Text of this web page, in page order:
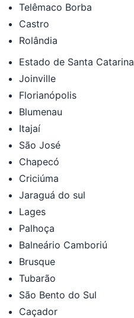
Telêmaco Borba
Castro
Rolândia
Estado de Santa Catarina
Joinville
Florianópolis
Blumenau
Itajaí
São José
Chapecó
Criciúma
Jaraguá do sul
Lages
Palhoça
Balneário Camboriú
Brusque
Tubarão
São Bento do Sul
Caçador